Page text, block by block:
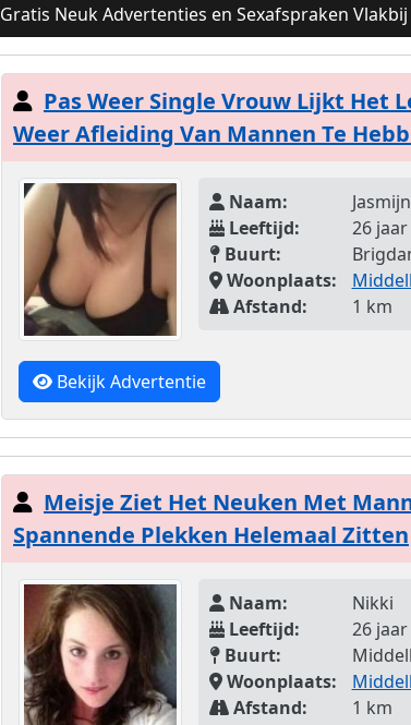
Gratis Neuk Advertenties en Sexafspraken Vlakbij
Pas Weer Single Vrouw Lijkt Het
Weer Afleiding Van Mannen Te
Naam:
Jasmijn
Leeftijd:
26 jaar
Buurt:
Woonplaats:
Afstand:
1 km
Bekijk Advertentie
Meisje Ziet Het Neuken Met
Spannende Plekken Helemaal Zitten
Naam:
Nikki
Leeftijd:
26 jaar
Buurt:
Woonplaats:
Afstand:
1 km